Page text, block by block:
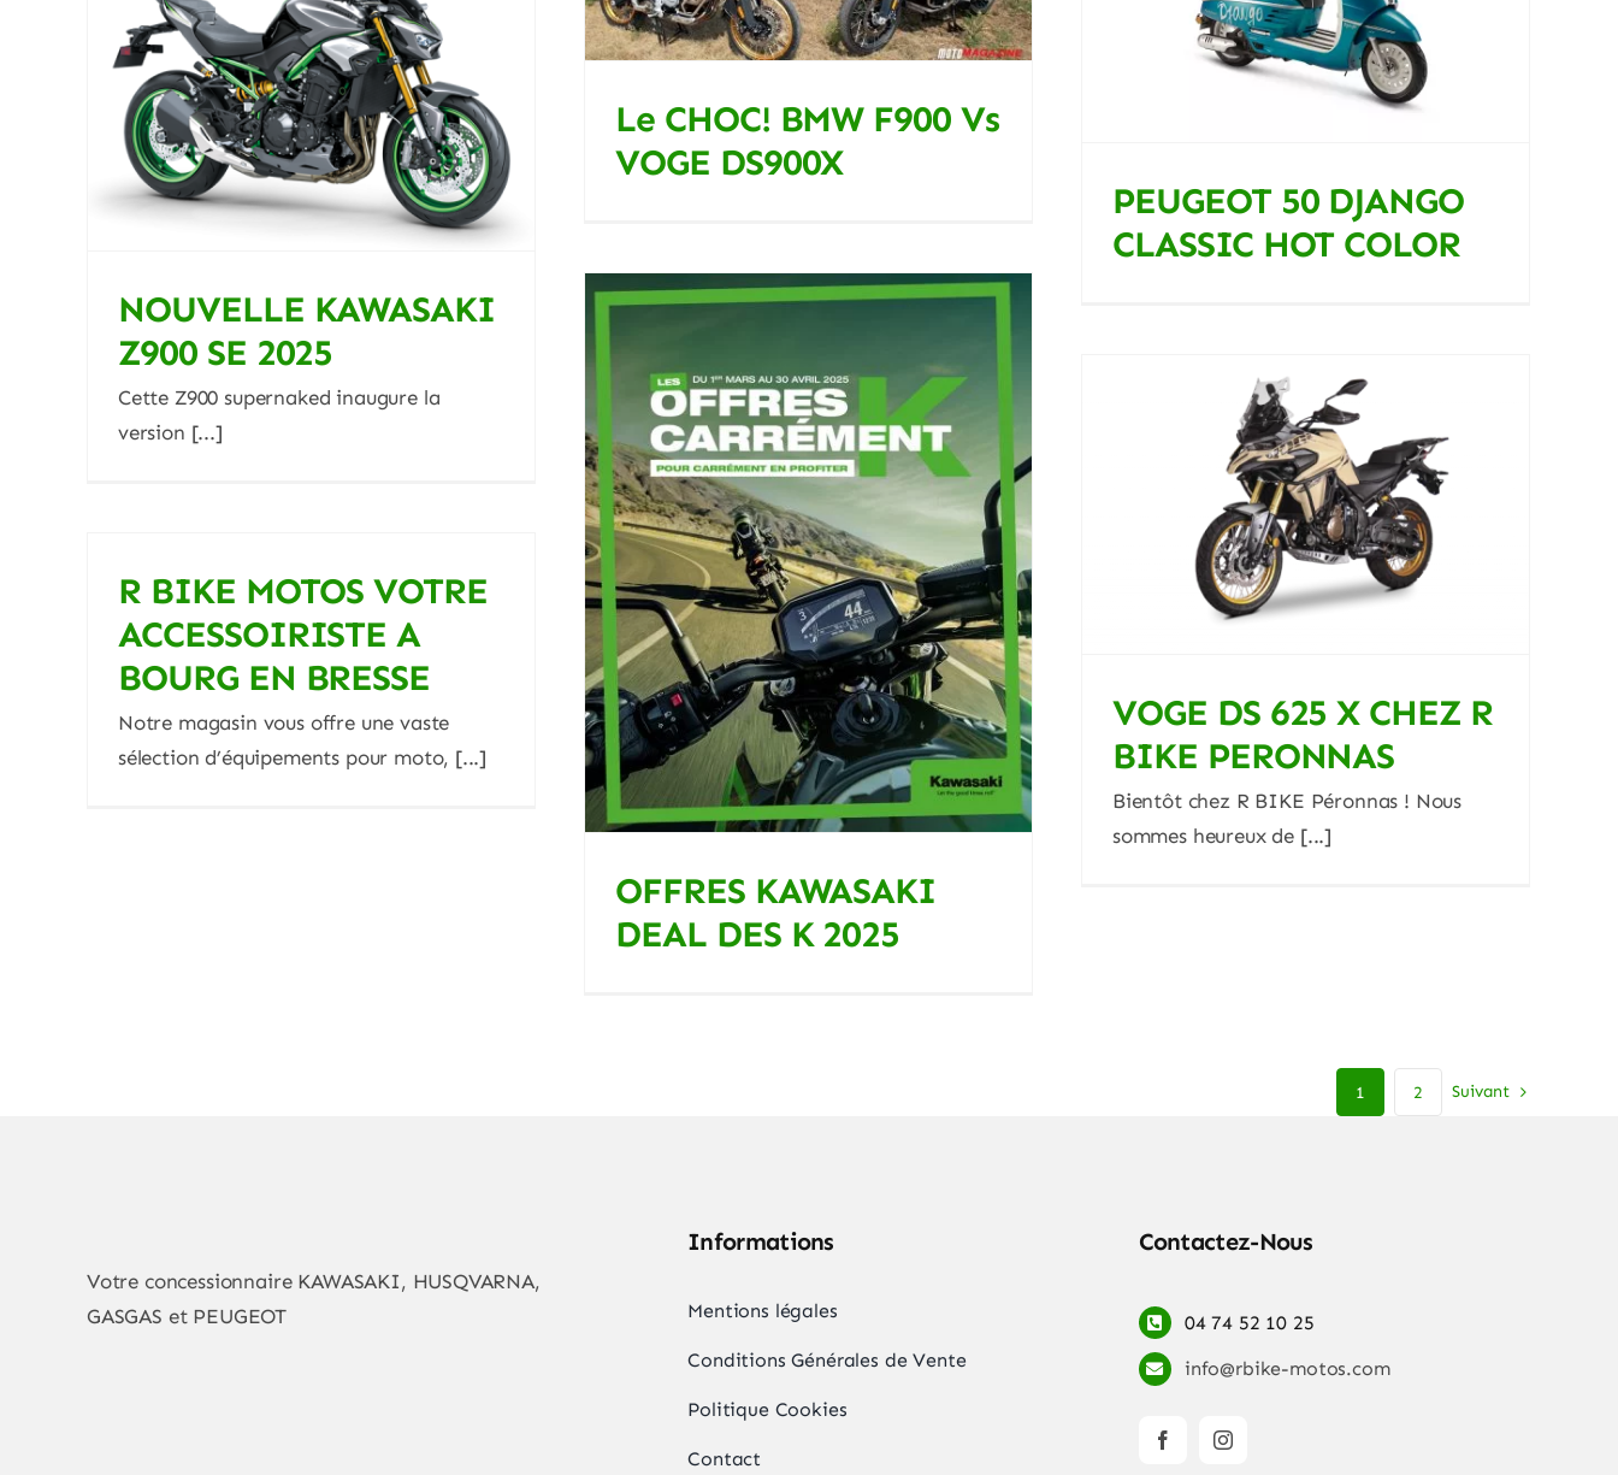
Le CHOC! BMW F900 Vs
VOGE DS900X
CLASSIC HOT COLOR
Blog
PEUGEOT 50 DJANGO
CLASSIC HOT COLOR
NOUVELLE KAWASAKI
Z900 SE 2025
Cette Z900 supernaked inaugure la
version [...]
DES K 2025
Blog
OFFRES KAWASAKI
DEAL DES K 2025
VOGE DS 625 X CHEZ R BIKE
PERONNAS
Blog
VOGE DS 625 X CHEZ R
BIKE PERONNAS
Bientôt chez R BIKE Péronnas ! Nous
sommes heureux de [...]
R BIKE MOTOS VOTRE
ACCESSOIRISTE A
BOURG EN BRESSE
Notre magasin vous offre une vaste
sélection d’équipements pour moto, [...]
1 2 Suivant
Votre concessionnaire KAWASAKI, HUSQVARNA,
GASGAS et PEUGEOT
Informations
Mentions légales
Conditions Générales de Vente
Politique Cookies
Contact
Contactez-Nous
04 74 52 10 25
info@rbike-motos.com